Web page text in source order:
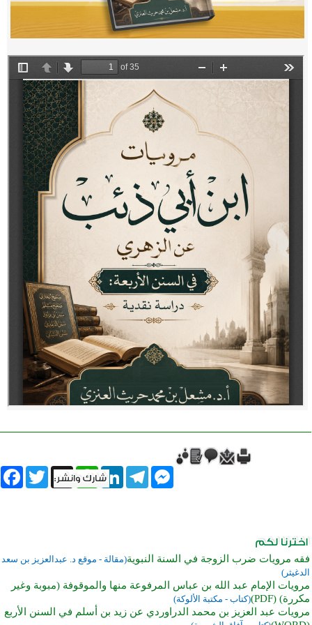
Twitter X
WhatsAppLinkedInTelegram
Messenger
فقه مرويات ضرب الزوجة في السنة النبوية(مقالة - موقع د. عبدالعزيز بن سعد
الدغيثر)
مرويات الإمام عبد الله بن عباس المرفوعة منها والموقوفة (مبوبة وغير
مكررة) (PDF)
(كتاب - مكتبة الألوكة)
مرويات عبد العزيز بن محمد الدراوردي عن زيد بن أسلم في السنن الأربع